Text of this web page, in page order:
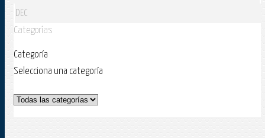
DEC
Categorías
Categoría
Selecciona una categoría